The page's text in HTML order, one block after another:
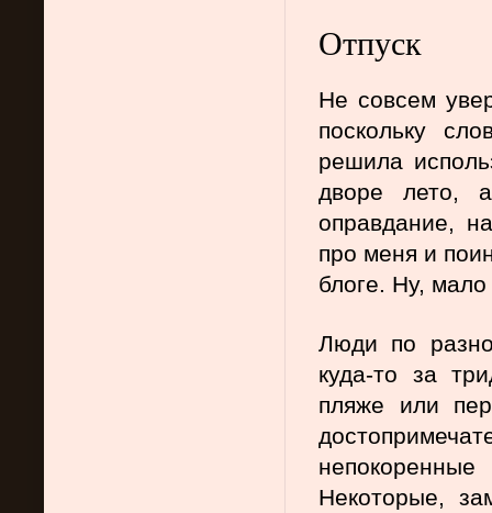
Отпуск
Не совсем
поскольку
решила
дворе лето,
оправдание,
про меня и
блоге. Ну,
Люди по
куда-то за
пляже или
Некоторые,